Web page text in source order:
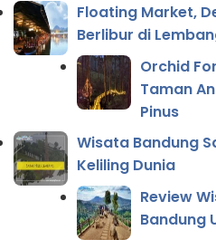
Floating Market,
Berlibur di
Orchid
Taman
Pinus
Wisata Bandung
Keliling Dunia
Review
Bandung